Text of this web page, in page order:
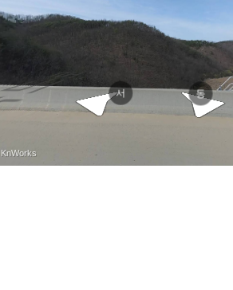
당진영덕고속도
만음개
서 동
, KnWorks